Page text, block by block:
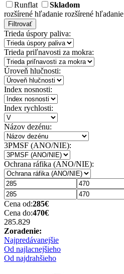
Runflat
Skladom
rozšírené hľadanie rozšírené hľadanie
Filtrovať
Trieda úspory paliva:
Trieda priľnavosti za mokra:
Úroveň hlučnosti:
Index nosnosti:
Index rychlosti:
Názov dezénu:
3PMSF (ANO/NIE):
Ochrana ráfika (ANO/NIE):
Cena od:285€
Cena do:470€
285.829
Zoradenie:
Najpredávanejšie
Od najlacnejšieho
Od najdrahšieho